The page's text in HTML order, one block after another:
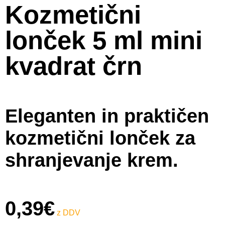
Kozmetični
lonček 5 ml mini
kvadrat črn
Eleganten in praktičen
kozmetični lonček za
shranjevanje krem.
0,39€